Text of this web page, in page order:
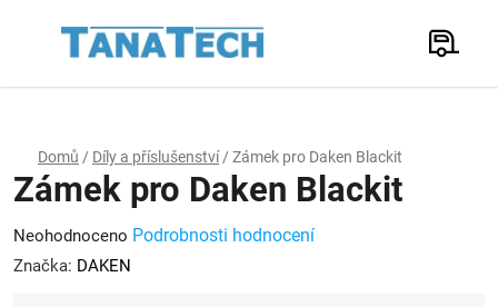
Hledat
Domů / Díly a příslušenství / Zámek pro Daken Blackit
Zámek pro Daken Blackit
Průměrné
hodnocení
Neohodnoceno Podrobnosti hodnocení
Značka: DAKEN